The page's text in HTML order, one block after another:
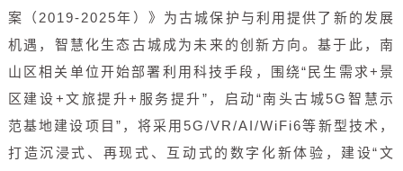
案（2019-2025年）》为古城保护与利用提供了新的发展
机遇，智慧化生态古城成为未来的创新方向。基于此，南
山区相关单位开始部署利用科技手段，围绕“民生需求+景
区建设+文旅提升+服务提升”，启动“南头古城5G智慧示
范基地建设项目”，将采用5G/VR/AI/WiFi6等新型技术，
打造沉浸式、再现式、互动式的数字化新体验，建设“文